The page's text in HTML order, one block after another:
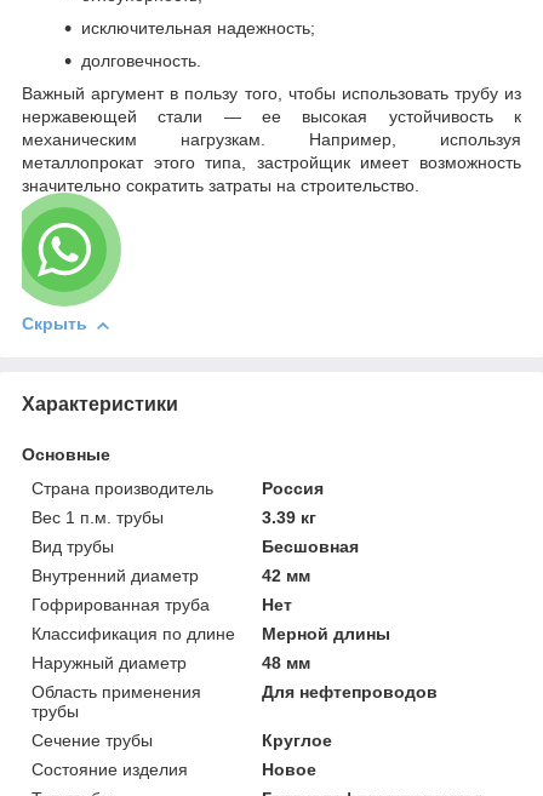
исключительная надежность;
долговечность.
Важный аргумент в пользу того, чтобы использовать трубу из
нержавеющей стали — ее высокая устойчивость к
механическим нагрузкам. Например, используя
металлопрокат этого типа, застройщик имеет возможность
значительно сократить затраты на строительство.
Скрыть
Характеристики
Основные
Страна производитель
Россия
Вес 1 п.м. трубы
3.39 кг
Вид трубы
Бесшовная
Внутренний диаметр
42 мм
Гофрированная труба
Нет
Классификация по длине
Мерной длины
Наружный диаметр
48 мм
Область применения
трубы
Для нефтепроводов
Сечение трубы
Круглое
Состояние изделия
Новое